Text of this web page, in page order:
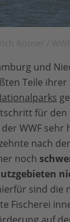
und
Teile ihrer
für den
WWF sehr
nach
noch
sind die
Fischerei